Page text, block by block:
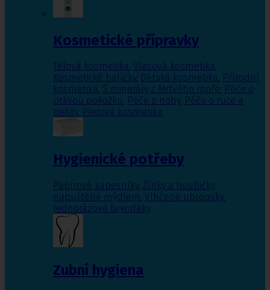
Kosmetické přípravky
Tělová kosmetika, Vlasová kosmetika,
Kosmetické balíčky, Dětská kosmetika, Přírodní
kosmetika, S minerály z Mrtvého moře, Péče o
citlivou pokožku, Péče o nohy, Péče o ruce a
nehty, Pleťová kosmetika
Hygienické potřeby
Papírové kapesníky, Žínky a houbičky
napuštěné mýdlem, Vlhčené ubrousky,
Jednorázové bryndáky
Zubní hygiena